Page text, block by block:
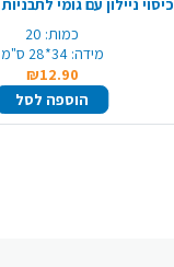
כיסוי ניילון עם גומי לתבניות 20 יח' - XL
כמות: 20
מידה: 34*28 ס"מ
₪12.90
הוספה לסל